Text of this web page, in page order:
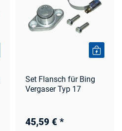
Set Flansch für Bing
Vergaser Typ 17
45,59 € *